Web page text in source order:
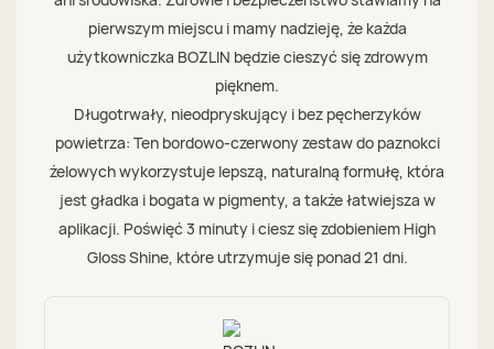
pierwszym miejscu i mamy nadzieję, że każda
użytkowniczka BOZLIN będzie cieszyć się zdrowym
pięknem.
Długotrwały, nieodpryskujący i bez pęcherzyków
powietrza: Ten bordowo-czerwony zestaw do paznokci
żelowych wykorzystuje lepszą, naturalną formułę, która
jest gładka i bogata w pigmenty, a także łatwiejsza w
aplikacji. Poświęć 3 minuty i ciesz się zdobieniem High
Gloss Shine, które utrzymuje się ponad 21 dni.